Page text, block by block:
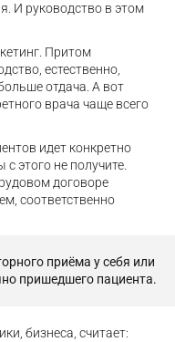
И руководство в этом
Притом
естественно,
отдача. А вот
врача чаще всего
идет конкретно
этого не получите.
договоре
соответственно
приёма у себя или
пришедшего пациента.
бизнеса, считает: